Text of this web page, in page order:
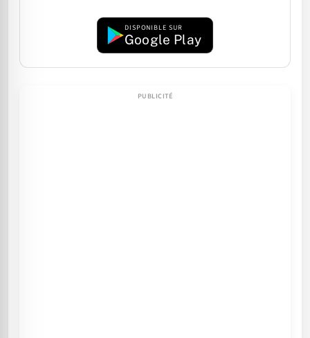
DISPONIBLE SUR
Google Play